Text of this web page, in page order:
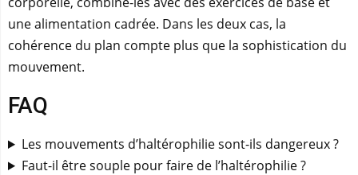
une alimentation cadrée. Dans les deux cas, la
cohérence du plan compte plus que la sophistication du
mouvement.
FAQ
Les mouvements d’haltérophilie sont-ils dangereux ?
Faut-il être souple pour faire de l’haltérophilie ?